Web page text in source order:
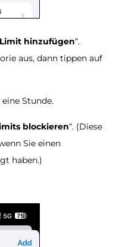
Limit hinzufügen“.
aus, dann tippen auf
Stunde.
blockieren“. (Diese
Sie einen
haben.)